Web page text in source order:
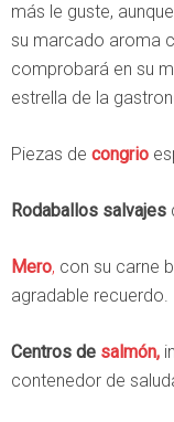
más le guste,
su marcado aroma
comprobará en su
estrella de la
Piezas de congrio
Rodaballos salvajes
Mero, con su carne
agradable recuerdo.
Centros de salmón,
contenedor de